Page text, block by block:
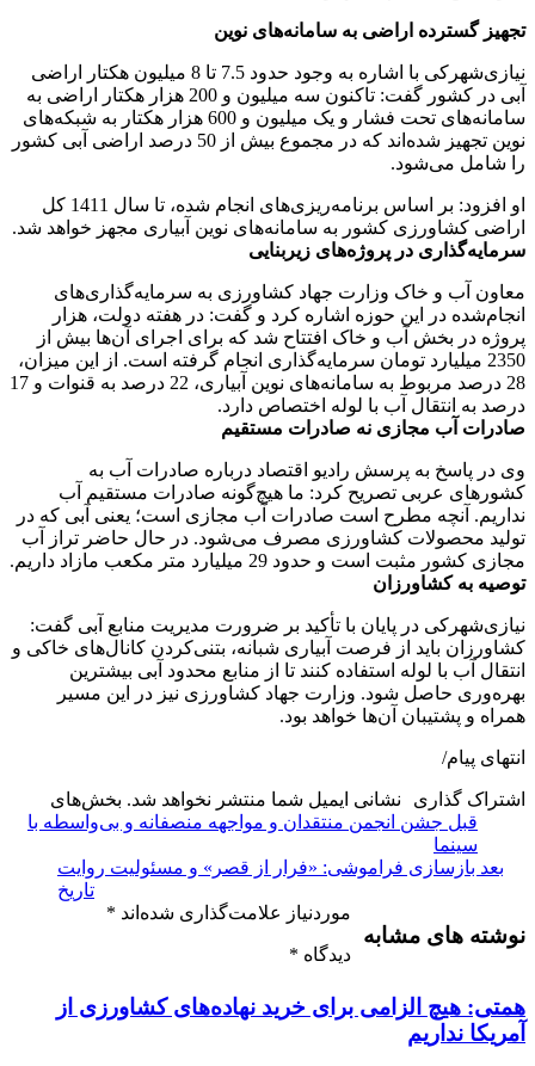
تجهیز گسترده اراضی به سامانه‌های نوین
نیازی‌شهرکی با اشاره به وجود حدود 7.5 تا 8 میلیون هکتار اراضی
آبی در کشور گفت: تاکنون سه میلیون و 200 هزار هکتار اراضی به
سامانه‌های تحت فشار و یک میلیون و 600 هزار هکتار به شبکه‌های
نوین تجهیز شده‌اند که در مجموع بیش از 50 درصد اراضی آبی کشور
را شامل می‌شود.
او افزود: بر اساس برنامه‌ریزی‌های انجام شده، تا سال 1411 کل
اراضی کشاورزی کشور به سامانه‌های نوین آبیاری مجهز خواهد شد.
سرمایه‌گذاری در پروژه‌های زیربنایی
معاون آب و خاک وزارت جهاد کشاورزی به سرمایه‌گذاری‌های
انجام‌شده در این حوزه اشاره کرد و گفت: در هفته دولت، هزار
پروژه در بخش آب و خاک افتتاح شد که برای اجرای آن‌ها بیش از
2350 میلیارد تومان سرمایه‌گذاری انجام گرفته است. از این میزان،
28 درصد مربوط به سامانه‌های نوین آبیاری، 22 درصد به قنوات و 17
درصد به انتقال آب با لوله اختصاص دارد.
صادرات آب مجازی نه صادرات مستقیم
وی در پاسخ به پرسش رادیو اقتصاد درباره صادرات آب به
کشورهای عربی تصریح کرد: ما هیچ‌گونه صادرات مستقیم آب
نداریم. آنچه مطرح است صادرات آب مجازی است؛ یعنی آبی که در
تولید محصولات کشاورزی مصرف می‌شود. در حال حاضر تراز آب
مجازی کشور مثبت است و حدود 29 میلیارد متر مکعب مازاد داریم.
توصیه به کشاورزان
نیازی‌شهرکی در پایان با تأکید بر ضرورت مدیریت منابع آبی گفت:
کشاورزان باید از فرصت آبیاری شبانه، بتنی‌کردن کانال‌های خاکی و
انتقال آب با لوله استفاده کنند تا از منابع محدود آبی بیشترین
بهره‌وری حاصل شود. وزارت جهاد کشاورزی نیز در این مسیر
همراه و پشتیبان آن‌ها خواهد بود.
انتهای پیام/
اشتراک گذاری
قبل جشن انجمن منتقدان و مواجهه منصفانه و بی‌واسطه با
سینما
بعد بازسازی فراموشی: «فرار از قصر» و مسئولیت روایت
تاریخ
نوشته های مشابه
همتی: هیچ الزامی برای خرید نهاده‌های کشاورزی از
آمریکا نداریم
نشانی ایمیل شما منتشر نخواهد شد. بخش‌های
موردنیاز علامت‌گذاری شده‌اند *
دیدگاه *